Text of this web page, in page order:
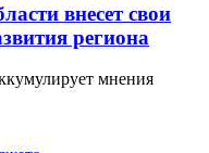
внесет свои
региона
мнения